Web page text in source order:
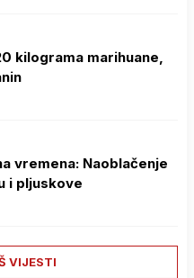
kilograma marihuane,
vremena: Naoblačenje
i pljuskove
VIJESTI